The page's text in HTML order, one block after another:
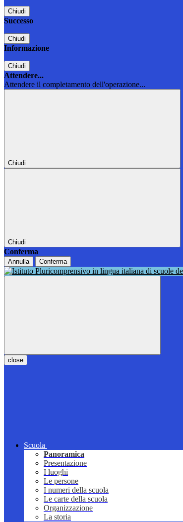
Chiudi
Successo
Chiudi
Informazione
Chiudi
Attendere...
Attendere il completamento dell'operazione...
Chiudi
Chiudi
Conferma
Annulla Conferma
close
Scuola
Panoramica
Presentazione
I luoghi
Le persone
I numeri della scuola
Le carte della scuola
Organizzazione
La storia